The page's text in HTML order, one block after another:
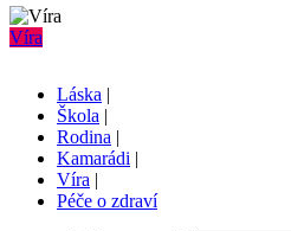
Víra
Láska |
Škola |
Rodina |
Kamarádi |
Víra |
Péče o zdraví